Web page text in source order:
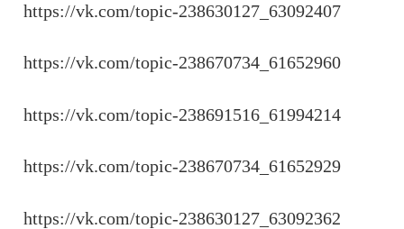
https://vk.com/topic-238630127_63092407
https://vk.com/topic-238670734_61652960
https://vk.com/topic-238691516_61994214
https://vk.com/topic-238670734_61652929
https://vk.com/topic-238630127_63092362